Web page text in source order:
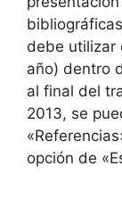
debe utilizar
año) dentro
al final del
2013, se
opción de